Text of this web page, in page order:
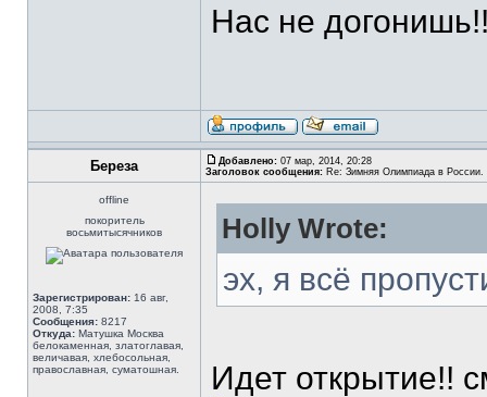
Нас не
Береза Добавлено: 07 мар, 2014, 20:28
Заголовок сообщения: Re: Зимняя Олимпиада в России.
offline
покоритель
восьмитысячников
Зарегистрирован: 16 авг,
2008, 7:35
Сообщения: 8217
Откуда: Матушка Москва
белокаменная, златоглавая,
величавая, хлебосольная,
православная, суматошная.
Holly Wrote:
эх, я всё
Идет открытие!!